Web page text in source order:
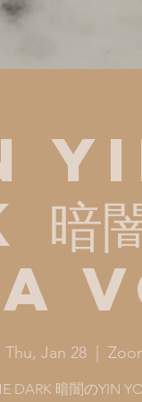
Thu, Jan 28
DARK 暗闇のYIN